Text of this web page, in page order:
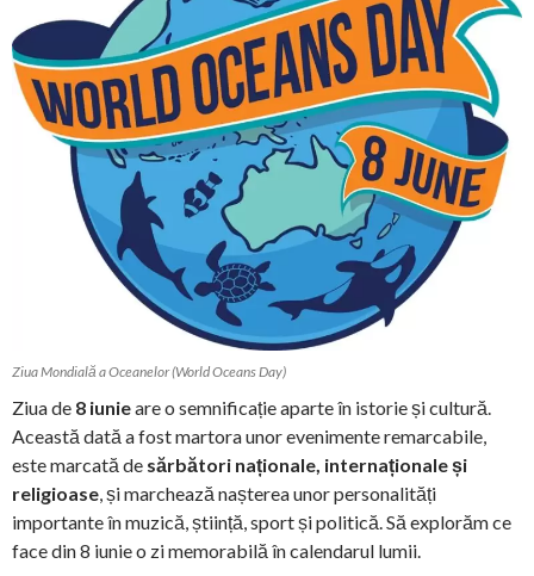
Ziua Mondială a Oceanelor (World Oceans Day)
Ziua de 8 iunieare o semnificație aparte în istorie și cultură.
Această dată a fost martora unor evenimente remarcabile,
este marcată de sărbători naționale, internaționale și
religioase, și marchează nașterea unor personalități
importante în muzică, știință, sport și politică. Să explorăm ce
face din 8 iunie o zi memorabilă în calendarul lumii.